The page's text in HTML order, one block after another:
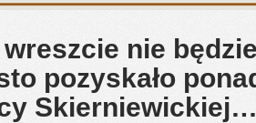
nie
pozyskało